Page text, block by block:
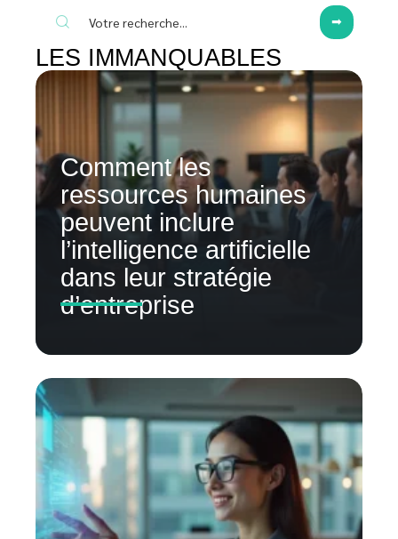
LES IMMANQUABLES
Comment les
ressources humaines
peuvent inclure
l’intelligence artificielle
dans leur stratégie
d’entreprise